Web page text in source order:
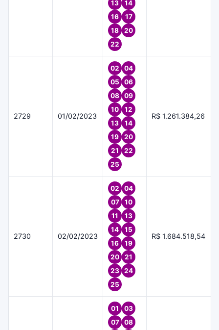
13
14
16
17
18
20
22
2729 01/02/2023
02
04
05
06
08
09
10
12
13
14
19
20
21
22
25
R$ 1.261.384,26
2730 02/02/2023
02
04
07
10
11
13
14
15
16
19
20
21
23
24
25
R$ 1.684.518,54
01
03
07
08